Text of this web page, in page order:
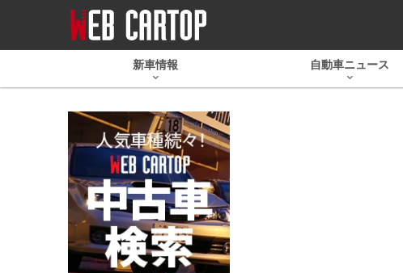
新車情報 自動車ニュース